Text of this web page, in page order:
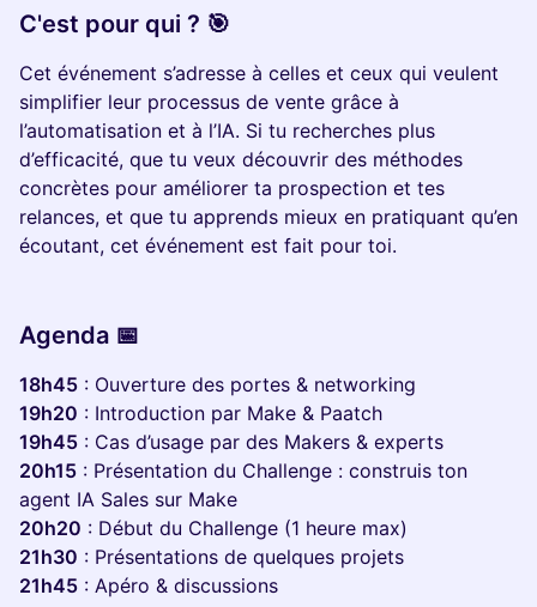
C'est pour qui ? 🎯
Cet événement s’adresse à celles et ceux qui veulent
simplifier leur processus de vente grâce à
l’automatisation et à l’IA. Si tu recherches plus
d’efficacité, que tu veux découvrir des méthodes
concrètes pour améliorer ta prospection et tes
relances, et que tu apprends mieux en pratiquant qu’en
écoutant, cet événement est fait pour toi.
Agenda 📅
18h45 : Ouverture des portes & networking
19h20 : Introduction par Make & Paatch
19h45 : Cas d’usage par des Makers & experts
20h15 : Présentation du Challenge : construis ton
agent IA Sales sur Make
20h20 : Début du Challenge (1 heure max)
21h30 : Présentations de quelques projets
21h45 : Apéro & discussions